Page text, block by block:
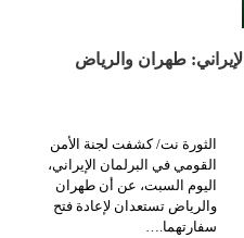
طهران والرياض
الثورة نت/ كشفت لجنة الأمن
القومي في البرلمان الإيراني،
اليوم السبت، عن أن طهران
والرياض تستعدان لإعادة فتح
سفارتهما.…